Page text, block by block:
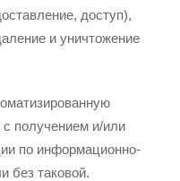
доступ),
и уничтожение
получением и/или
по информационно-
без таковой.